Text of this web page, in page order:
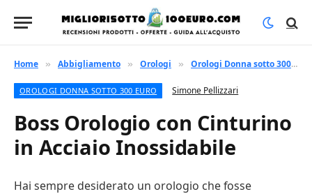
Home » Abbigliamento » Orologi » Orologi Donna sotto 300 euro
OROLOGI DONNA SOTTO 300 EURO Simone Pellizzari
Boss Orologio con Cinturino
in Acciaio Inossidabile
Hai sempre desiderato un orologio che fosse